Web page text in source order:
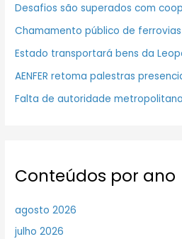
Desafios são superados com
Chamamento público de ferrovias
Estado transportará bens da
AENFER retoma palestras
Falta de autoridade
Conteúdos por ano
agosto 2026
julho 2026